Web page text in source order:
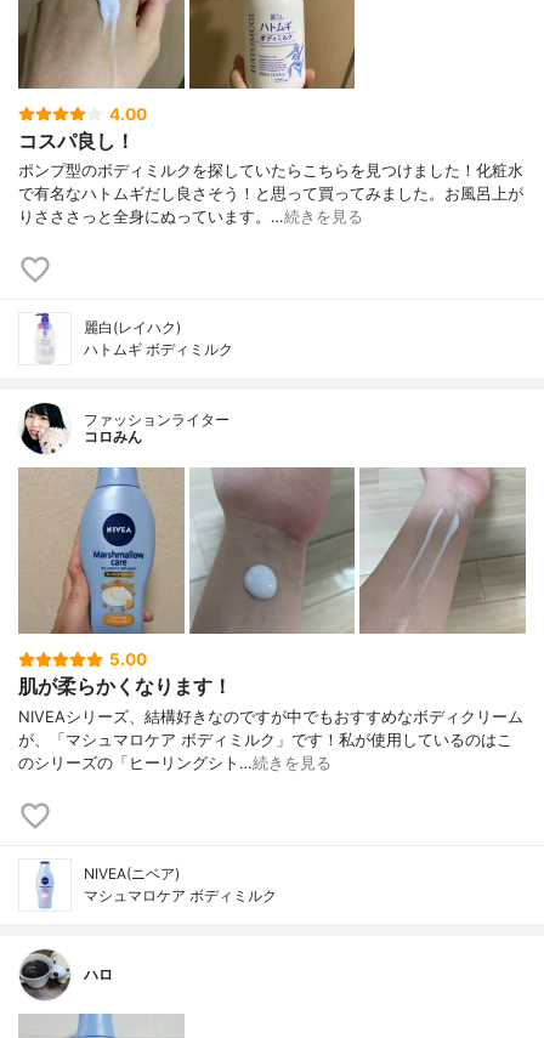
4.00
コスパ良し！
ポンプ型のボディミルクを探していたらこちらを見つけました！化粧水
で有名なハトムギだし良さそう！と思って買ってみました。お風呂上が
りさささっと全身にぬっています。…続きを見る
麗白(レイハク)
ハトムギ ボディミルク
ファッションライター
コロみん
5.00
肌が柔らかくなります！
NIVEAシリーズ、結構好きなのですが中でもおすすめなボディクリーム
が、「マシュマロケア ボディミルク」です！私が使用しているのはこ
のシリーズの「ヒーリングシト…続きを見る
NIVEA(ニベア)
マシュマロケア ボディミルク
ハロ